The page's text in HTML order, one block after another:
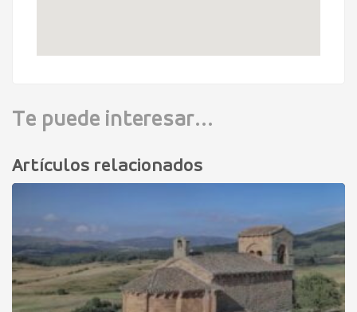
Te puede interesar...
Artículos relacionados